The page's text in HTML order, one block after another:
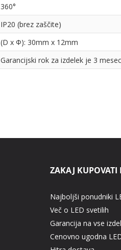
360°
IP20 (brez zaščite)
(D x Φ): 30mm x 12mm
Garancijski rok za izdelek je 3
ZAKAJ KUPOVATI
Najboljši ponudniki
Več o LED svetilih
Garancija na vse
Cenovno ugodna